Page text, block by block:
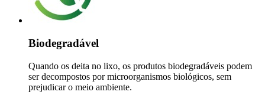
Biodegradável
Quando os deita no lixo, os produtos biodegradáveis podem
ser decompostos por microorganismos biológicos, sem
prejudicar o meio ambiente.